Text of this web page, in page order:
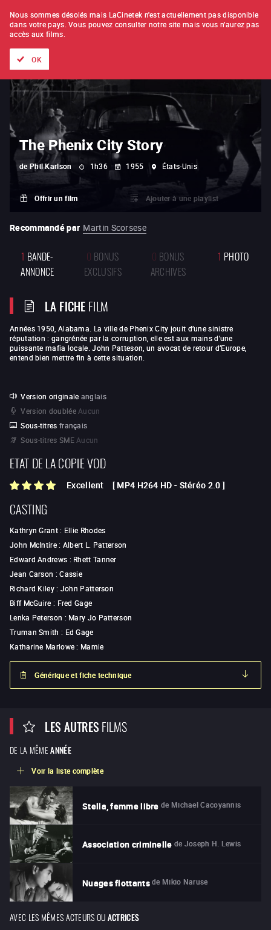
À L'UNITÉ ABONNEMENT
The Phenix City Story
de Phil Karlson 1h36 1955 États-Unis
Offrir un film Ajouter à une playlist
Recommandé par Martin Scorsese
1 BANDE-
ANNONCE
0 BONUS
EXCLUSIFS
0 BONUS
ARCHIVES
1 PHOTO
LA FICHEFILM
Années 1950, Alabama. La ville de Phenix City jouit d’une sinistre
réputation : gangrénée par la corruption, elle est aux mains d’une
puissante mafia locale. John Patteson, un avocat de retour d’Europe,
entend bien mettre fin à cette situation.
Version originale anglais
Version doublée Aucun
Sous-titres français
Sous-titres SME Aucun
ETAT DE LA COPIE VOD
Excellent [ MP4 H264 HD - Stéréo 2.0 ]
CASTING
Kathryn Grant: Ellie Rhodes
John McIntire: Albert L. Patterson
Edward Andrews : Rhett Tanner
Jean Carson :Cassie
Richard Kiley: John Patterson
Biff McGuire : Fred Gage
Lenka Peterson : Mary Jo Patterson
Truman Smith : Ed Gage
Katharine Marlowe: Mamie
Générique et fiche technique
LES AUTRESFILMS
DE LA MÊME ANNÉE
Voir la liste complète
Stella, femme libre de Michael Cacoyannis
Association criminelle de Joseph H. Lewis
Nuages flottants de Mikio Naruse
AVEC LES MÊMES ACTEURS OUACTRICES
Nous sommes désolés mais LaCinetek n'est actuellement pas disponible
dans votre pays. Vous pouvez consulter notre site mais vous n'aurez pas
accès aux films.
OK